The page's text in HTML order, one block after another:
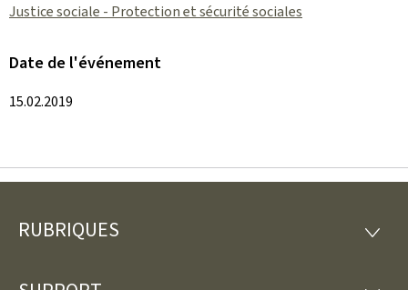
Justice sociale - Protection et sécurité sociales
Date de l'événement
15.02.2019
Pied
RUBRIQUES